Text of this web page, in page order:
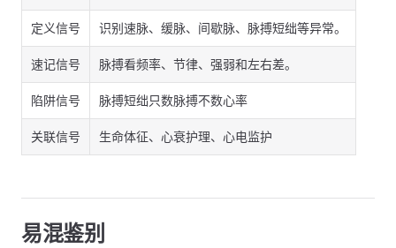
定义信号 识别速脉、缓脉、间歇脉、脉搏短绌等异常。
速记信号 脉搏看频率、节律、强弱和左右差。
陷阱信号 脉搏短绌只数脉搏不数心率
关联信号 生命体征、心衰护理、心电监护
易混鉴别